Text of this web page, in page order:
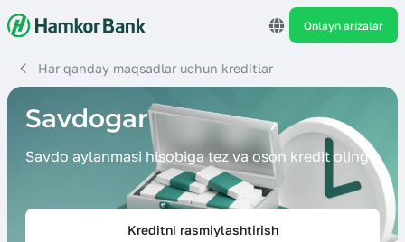
Onlayn arizalar
Har qanday maqsadlar uchun kreditlar
Savdogar
Savdo aylanmasi hisobiga tez va oson kredit oling
Kreditni rasmiylashtirish